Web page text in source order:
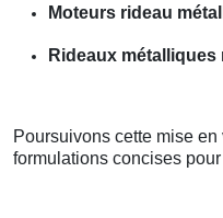
Moteurs rideau
Rideaux
Poursuivons cette mise
formulations concises